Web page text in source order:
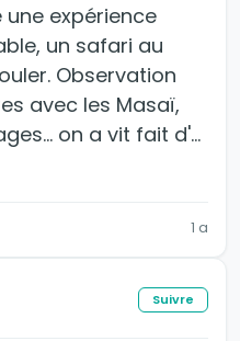
une expérience
un safari au
Observation
avec les Masaï,
on a vit fait d'…
1 a
Suivre